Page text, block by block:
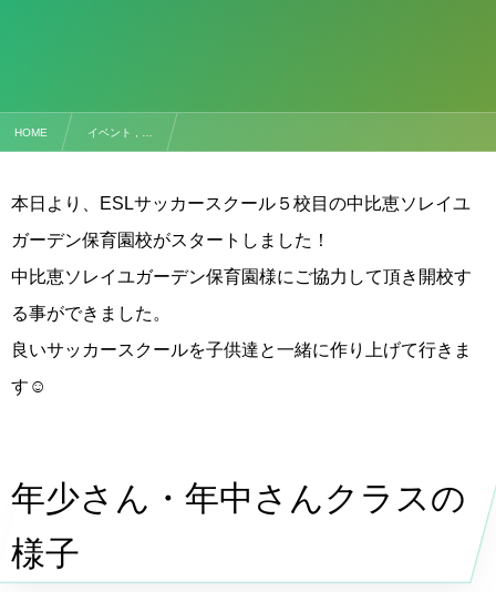
HOME イベント , …
本日より、ESLサッカースクール５校目の中比恵ソレイユ
ガーデン保育園校がスタートしました！
中比恵ソレイユガーデン保育園様にご協力して頂き開校す
る事ができました。
良いサッカースクールを子供達と一緒に作り上げて行きま
す☺︎
年少さん・年中さんクラスの
様子